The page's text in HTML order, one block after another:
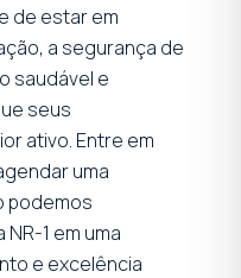
de estar em
a segurança de
saudável e
seus
ativo. Entre em
uma
podemos
1 em uma
e excelência